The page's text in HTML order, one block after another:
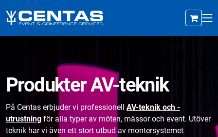
Produkter AV-teknik
På Centas erbjuder vi professionell AV-teknik och -
utrustning för alla typer av möten, mässor och event. Utöver
teknik har vi även ett stort utbud av montersystemet